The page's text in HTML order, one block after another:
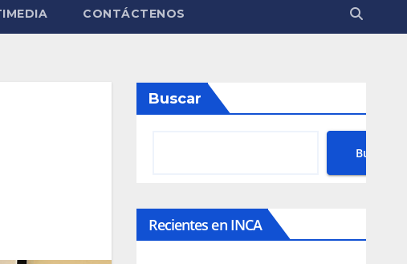
CONTÁCTENOS
Buscar
Buscar
Recientes en INCA